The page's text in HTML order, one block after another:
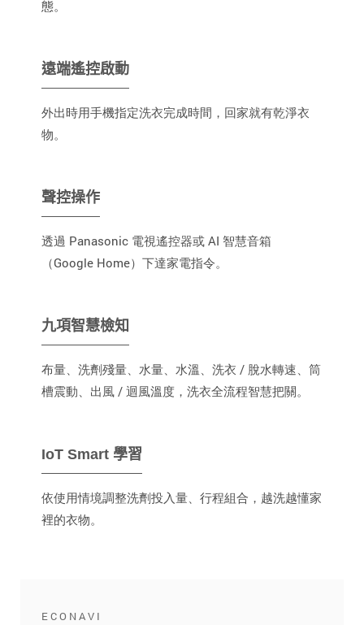
態。
遠端遙控啟動
外出時用手機指定洗衣完成時間，回家就有乾淨衣
物。
聲控操作
透過 Panasonic 電視遙控器或 AI 智慧音箱
（Google Home）下達家電指令。
九項智慧檢知
布量、洗劑殘量、水量、水溫、洗衣 / 脫水轉速、筒
槽震動、出風 / 迴風溫度，洗衣全流程智慧把關。
IoT Smart 學習
依使用情境調整洗劑投入量、行程組合，越洗越懂家
裡的衣物。
ECONAVI